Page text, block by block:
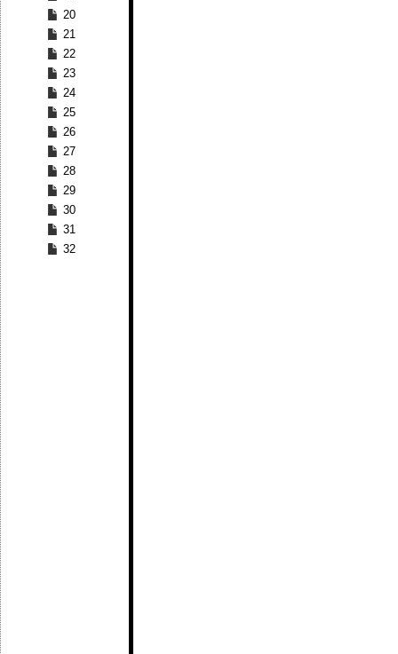
20
21
22
23
24
25
26
27
28
29
30
31
32